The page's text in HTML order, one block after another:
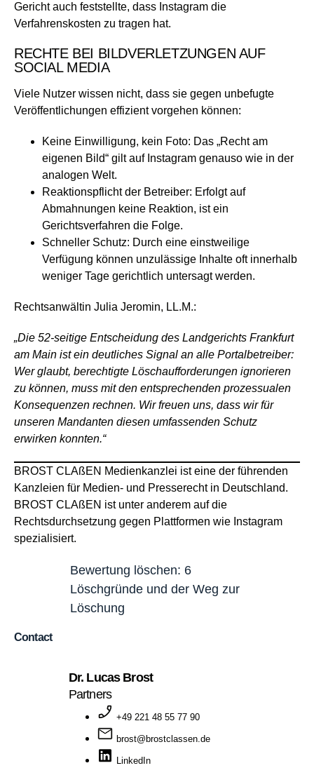
Contact
Dr. Lucas Brost
Partners
+49 221 48 55 77 90
brost@brostclassen.de
LinkedIn
Gericht auch feststellte, dass Instagram die
Verfahrenskosten zu tragen hat.
RECHTE BEI BILDVERLETZUNGEN AUF
SOCIAL MEDIA
Viele Nutzer wissen nicht, dass sie gegen unbefugte
Veröffentlichungen effizient vorgehen können:
Keine Einwilligung, kein Foto: Das „Recht am
eigenen Bild“ gilt auf Instagram genauso wie in der
analogen Welt.
Reaktionspflicht der Betreiber: Erfolgt auf
Abmahnungen keine Reaktion, ist ein
Gerichtsverfahren die Folge.
Schneller Schutz: Durch eine einstweilige
Verfügung können unzulässige Inhalte oft innerhalb
weniger Tage gerichtlich untersagt werden.
Rechtsanwältin Julia Jeromin, LL.M.:
„Die 52-seitige Entscheidung des Landgerichts Frankfurt
am Main ist ein deutliches Signal an alle Portalbetreiber:
Wer glaubt, berechtigte Löschaufforderungen ignorieren
zu können, muss mit den entsprechenden prozessualen
Konsequenzen rechnen. Wir freuen uns, dass wir für
unseren Mandanten diesen umfassenden Schutz
erwirken konnten.“
BROST CLAßEN Medienkanzlei ist eine der führenden
Kanzleien für Medien- und Presserecht in Deutschland.
BROST CLAßEN ist unter anderem auf die
Rechtsdurchsetzung gegen Plattformen wie Instagram
spezialisiert.
Bewertung löschen: 6
Löschgründe und der Weg zur
Löschung